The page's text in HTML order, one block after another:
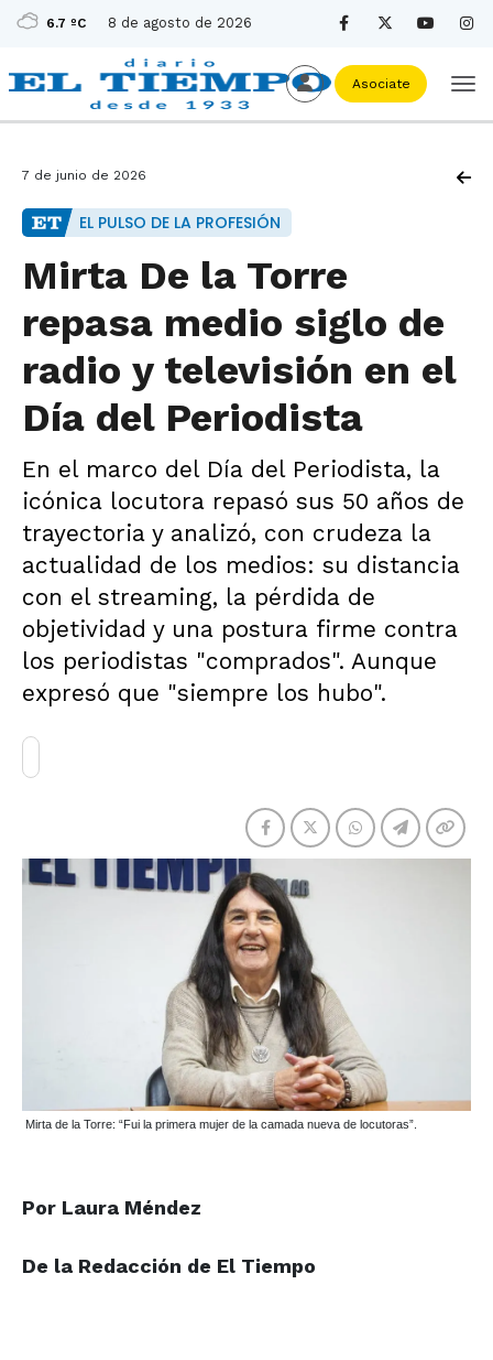
6.7 ºC 8 de agosto de 2026
Asociate
7 de junio de 2026
EL PULSO DE LA PROFESIÓN
Mirta De la Torre
repasa medio siglo de
radio y televisión en el
Día del Periodista
En el marco del Día del Periodista, la
icónica locutora repasó sus 50 años de
trayectoria y analizó, con crudeza la
actualidad de los medios: su distancia
con el streaming, la pérdida de
objetividad y una postura firme contra
los periodistas "comprados". Aunque
expresó que "siempre los hubo".
Mirta de la Torre: “Fui la primera mujer de la camada nueva de locutoras”.
Por Laura Méndez
De la Redacción de El Tiempo